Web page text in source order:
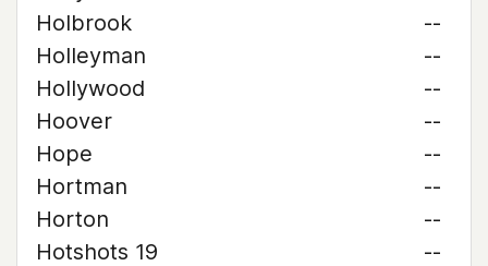
Holbrook
--
Holleyman
--
Hollywood
--
Hoover
--
Hope
--
Hortman
--
Horton
--
Hotshots 19
--